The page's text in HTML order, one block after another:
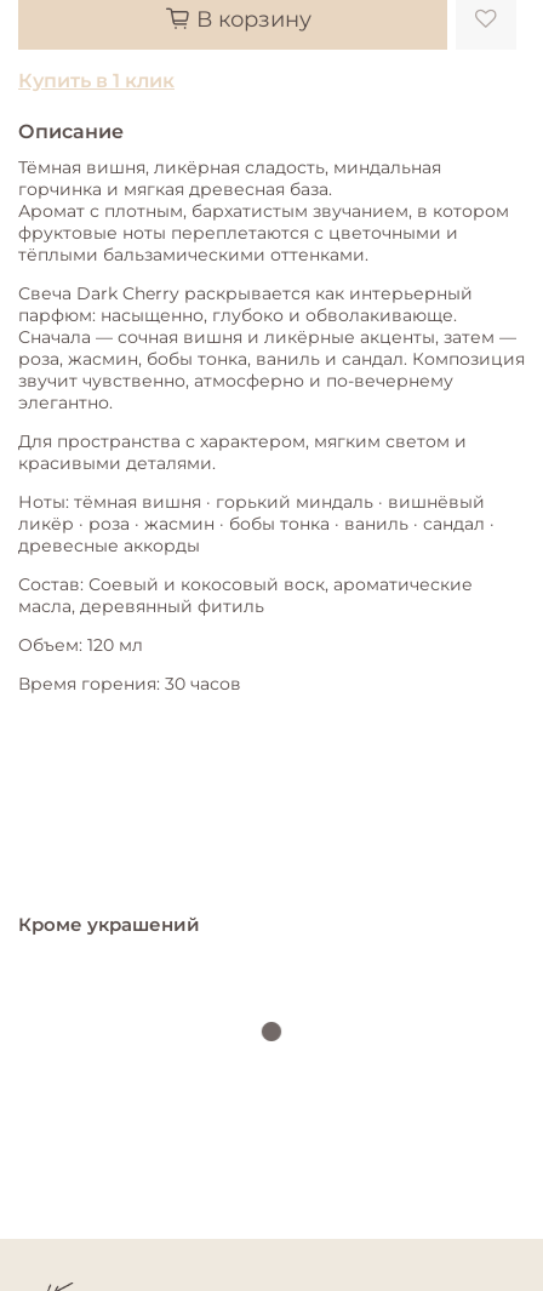
В корзину
Купить в 1 клик
Описание
Тёмная вишня, ликёрная сладость, миндальная
горчинка и мягкая древесная база.
Аромат с плотным, бархатистым звучанием, в котором
фруктовые ноты переплетаются с цветочными и
тёплыми бальзамическими оттенками.
Свеча Dark Cherry раскрывается как интерьерный
парфюм: насыщенно, глубоко и обволакивающе.
Сначала — сочная вишня и ликёрные акценты, затем —
роза, жасмин, бобы тонка, ваниль и сандал. Композиция
звучит чувственно, атмосферно и по-вечернему
элегантно.
Для пространства с характером, мягким светом и
красивыми деталями.
Ноты: тёмная вишня · горький миндаль · вишнёвый
ликёр · роза · жасмин · бобы тонка · ваниль · сандал ·
древесные аккорды
Состав: Соевый и кокосовый воск, ароматические
масла, деревянный фитиль
Объем: 120 мл
Время горения: 30 часов
Кроме украшений